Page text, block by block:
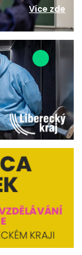
Více zde